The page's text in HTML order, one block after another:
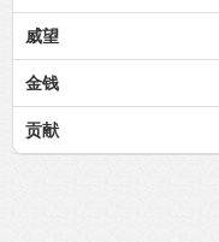
威望
金钱
贡献